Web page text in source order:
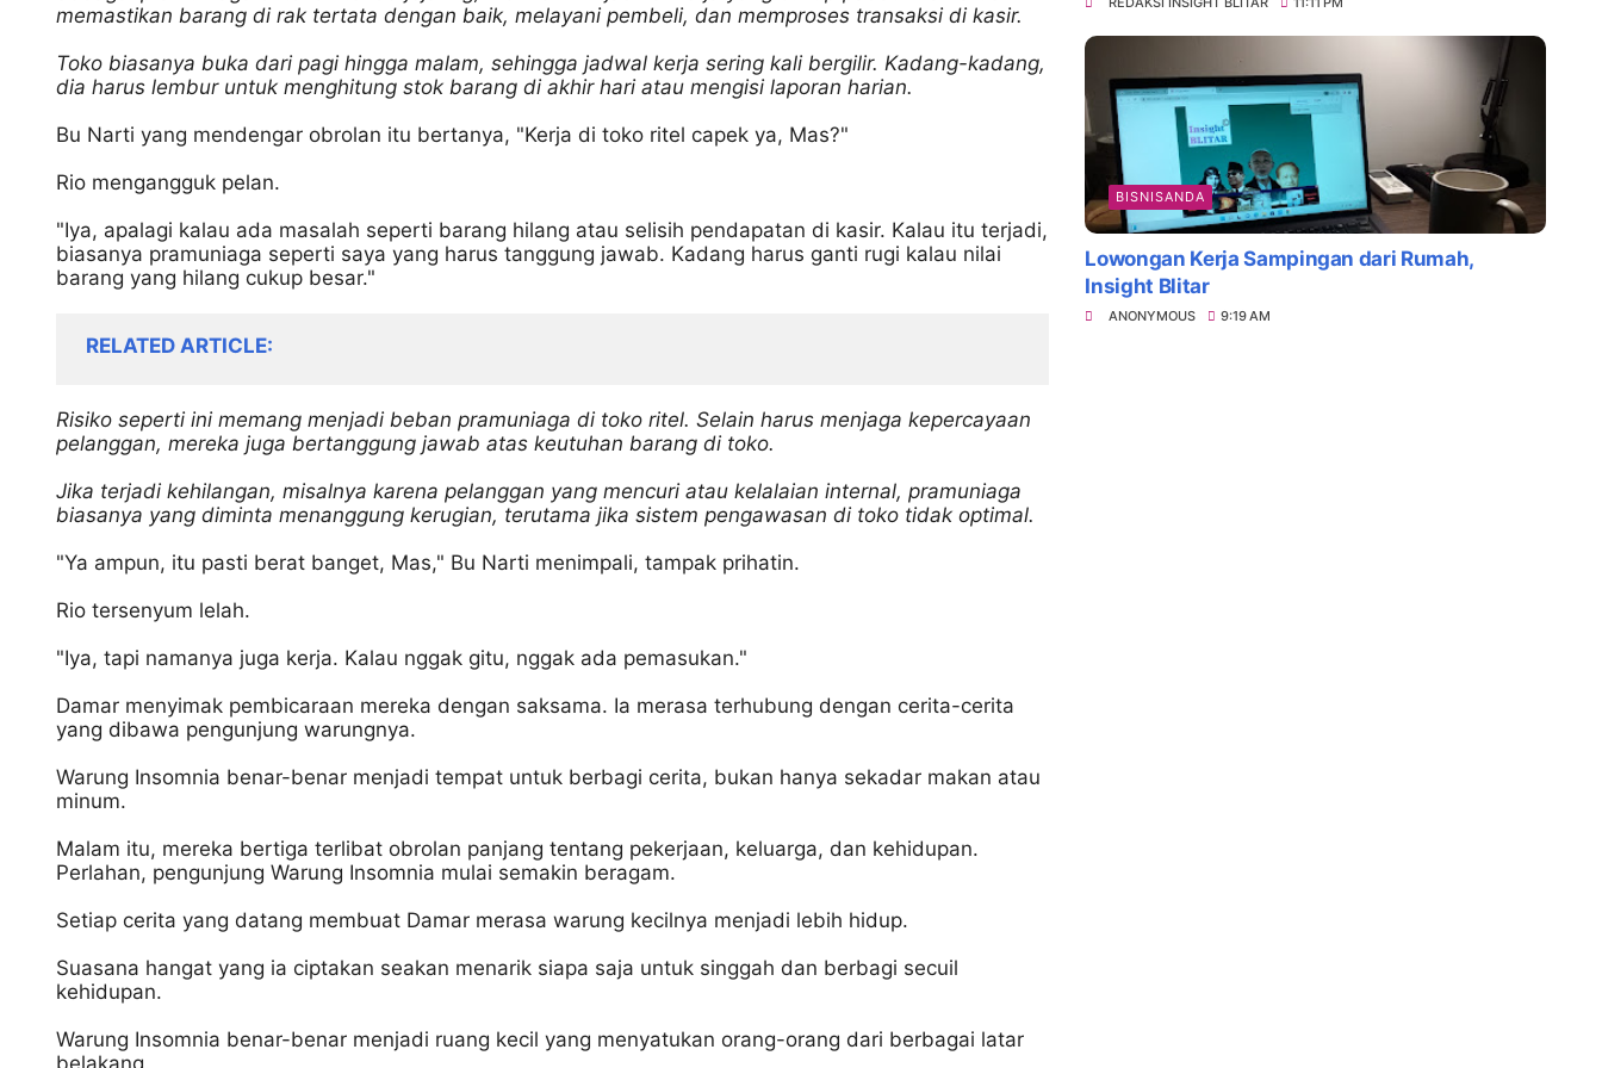
memastikan barang di rak tertata dengan baik, melayani pembeli, dan memproses transaksi di kasir.
Toko biasanya buka dari pagi hingga malam, sehingga jadwal kerja sering kali bergilir. Kadang-kadang,
dia harus lembur untuk menghitung stok barang di akhir hari atau mengisi laporan harian.
Bu Narti yang mendengar obrolan itu bertanya, "Kerja di toko ritel capek ya, Mas?"
Rio mengangguk pelan.
"Iya, apalagi kalau ada masalah seperti barang hilang atau selisih pendapatan di kasir. Kalau itu terjadi,
biasanya pramuniaga seperti saya yang harus tanggung jawab. Kadang harus ganti rugi kalau nilai
barang yang hilang cukup besar."
RELATED ARTICLE
Risiko seperti ini memang menjadi beban pramuniaga di toko ritel. Selain harus menjaga kepercayaan
pelanggan, mereka juga bertanggung jawab atas keutuhan barang di toko.
Jika terjadi kehilangan, misalnya karena pelanggan yang mencuri atau kelalaian internal, pramuniaga
biasanya yang diminta menanggung kerugian, terutama jika sistem pengawasan di toko tidak optimal.
"Ya ampun, itu pasti berat banget, Mas," Bu Narti menimpali, tampak prihatin.
Rio tersenyum lelah.
"Iya, tapi namanya juga kerja. Kalau nggak gitu, nggak ada pemasukan."
Damar menyimak pembicaraan mereka dengan saksama. Ia merasa terhubung dengan cerita-cerita
yang dibawa pengunjung warungnya.
Warung Insomnia benar-benar menjadi tempat untuk berbagi cerita, bukan hanya sekadar makan atau
minum.
Malam itu, mereka bertiga terlibat obrolan panjang tentang pekerjaan, keluarga, dan kehidupan.
Perlahan, pengunjung Warung Insomnia mulai semakin beragam.
Setiap cerita yang datang membuat Damar merasa warung kecilnya menjadi lebih hidup.
Suasana hangat yang ia ciptakan seakan menarik siapa saja untuk singgah dan berbagi secuil
kehidupan.
Warung Insomnia benar-benar menjadi ruang kecil yang menyatukan orang-orang dari berbagai latar
BISNISANDA
Lowongan Kerja Sampingan dari Rumah,
Insight Blitar
ANONYMOUS 9:19 AM